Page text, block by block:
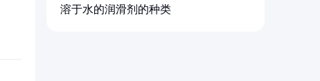
溶于水的润滑剂的种类